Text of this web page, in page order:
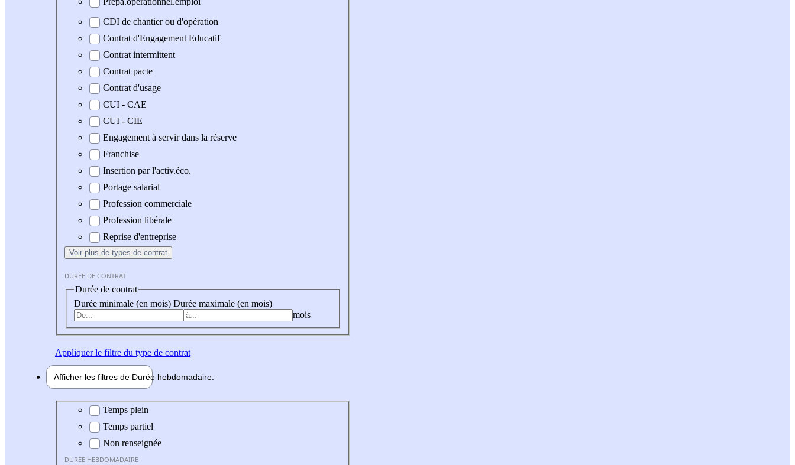
CDI de chantier ou d'opération
Contrat d'Engagement Educatif
Contrat intermittent
Contrat pacte
Contrat d'usage
CUI - CAE
CUI - CIE
Engagement à servir dans la réserve
Franchise
Insertion par l'activ.éco.
Portage salarial
Profession commerciale
Profession libérale
Reprise d'entreprise
Voir plus de types de contrat
DURÉE DE CONTRAT
Durée de contrat
Durée minimale (en mois) Durée maximale (en mois)
mois
Appliquerle filtre du type de contrat
Afficher les filtres de Durée hebdomadaire
Durée hebdomadaire
Temps plein
Temps partiel
Non renseignée
DURÉE HEBDOMADAIRE